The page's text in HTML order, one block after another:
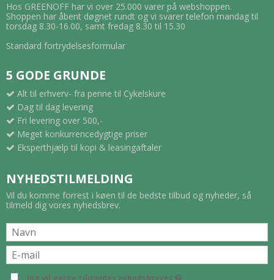
Hos GREENOFF har vi over 25.000 varer på webshoppen.
Shoppen har åbent døgnet rundt og vi svarer telefon mandag til
torsdag 8.30-16.00, samt fredag 8.30 til 15.30
Standard fortrydelsesformular
5 GODE GRUNDE
Alt til erhverv- fra penne til Cykelskure
Dag til dag levering
Fri levering over 500,-
Meget konkurrencedygtige priser
Eksperthjælp til kopi & leasingaftaler
NYHEDSTILMELDING
Vil du komme forrest i køen til de bedste tilbud og nyheder, så
tilmeld dig vores nyhedsbrev.